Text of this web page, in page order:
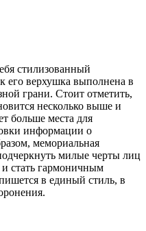
стилизованный
его верхушка выполнена в
грани. Стоит отметить,
несколько выше и
больше места для
информации о
мемориальная
милые черты лиц
стать гармоничным
в единый стиль, в